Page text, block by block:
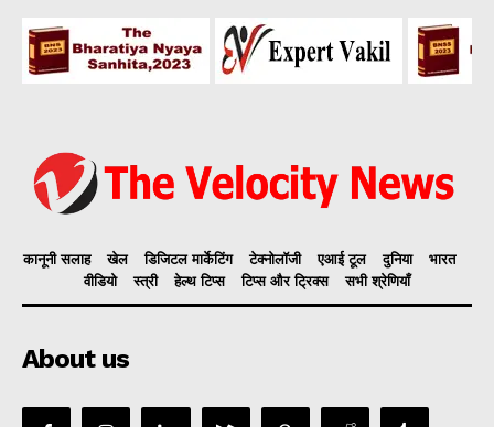
कानूनी सलाह खेल डिजिटल मार्केटिंग टेक्नोलॉजी एआई टूल दुनिया
भारत
वीडियो
स्त्री हेल्थ टिप्स टिप्स और ट्रिक्स सभी श्रेणियाँ
About us